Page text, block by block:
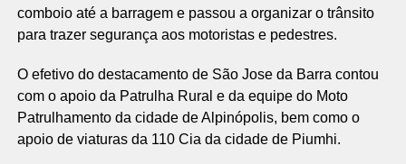
comboio até a barragem e passou a organizar o trânsito
para trazer segurança aos motoristas e pedestres.
O efetivo do destacamento de São Jose da Barra contou
com o apoio da Patrulha Rural e da equipe do Moto
Patrulhamento da cidade de Alpinópolis, bem como o
apoio de viaturas da 110 Cia da cidade de Piumhi.